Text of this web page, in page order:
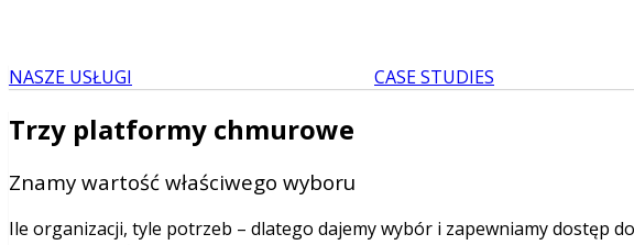
NASZE USŁUGI CASE STUDIES
Trzy platformy chmurowe
Znamy wartość właściwego wyboru
Ile organizacji, tyle potrzeb – dlatego dajemy wybór i zapewniamy dostęp